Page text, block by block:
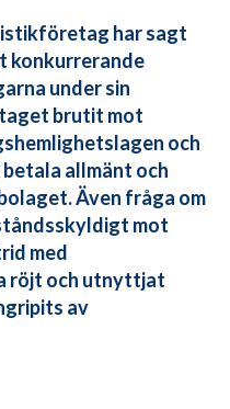
har sagt
konkurrerande
under sin
brutit mot
och
allmänt och
Även fråga om
mot
med
röjt och utnyttjat
av